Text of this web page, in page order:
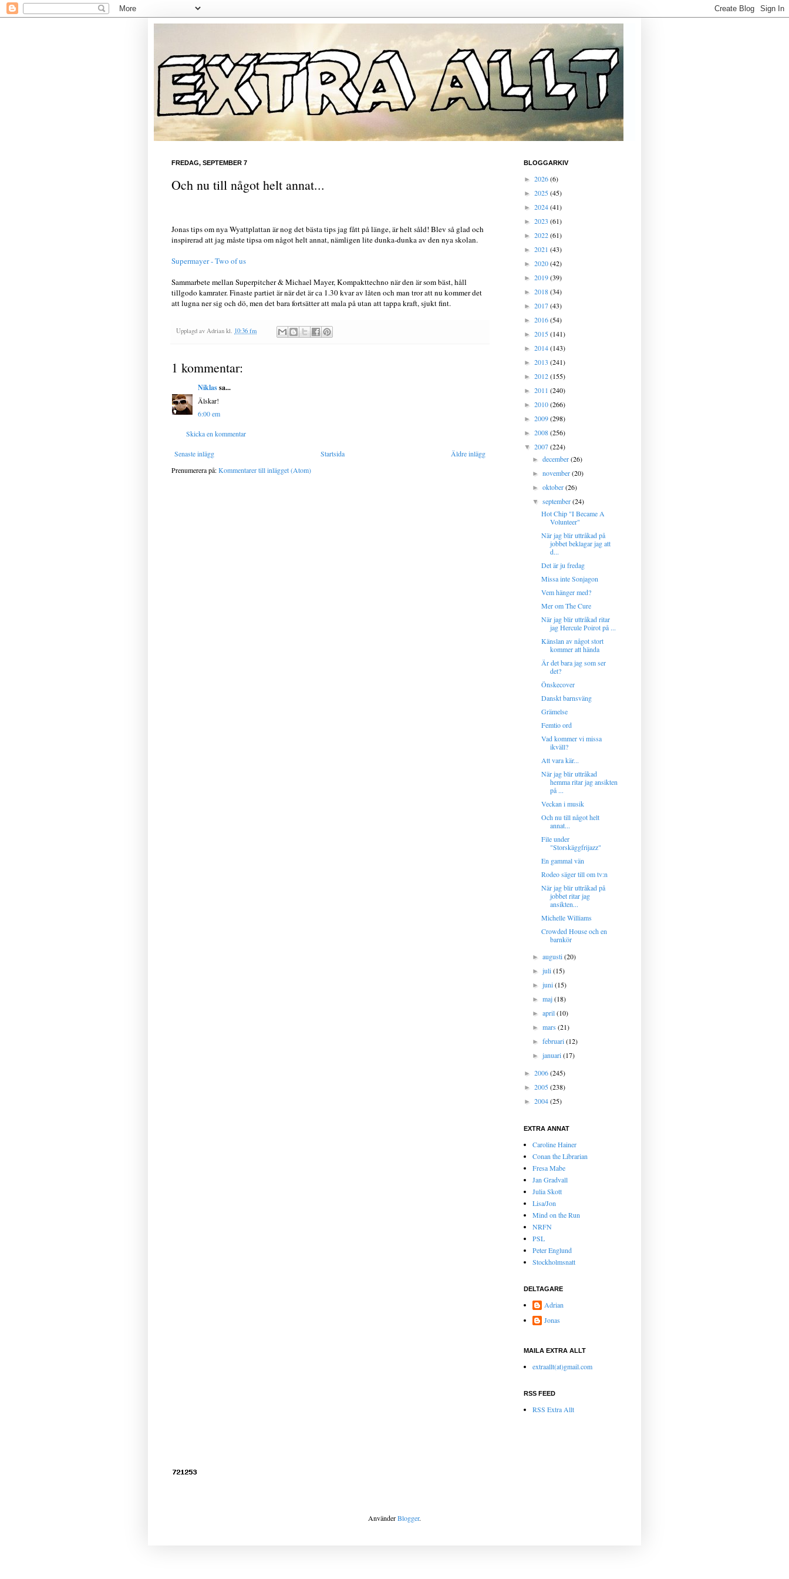
FREDAG, SEPTEMBER 7
Och nu till något helt annat...
Jonas tips om nya Wyattplattan är nog det bästa tips jag fått på länge, är helt såld! Blev så glad och
inspirerad att jag måste tipsa om något helt annat, nämligen lite dunka-dunka av den nya skolan.
Supermayer - Two of us
Sammarbete mellan Superpitcher & Michael Mayer, Kompakttechno när den är som bäst, håll
tillgodo kamrater. Finaste partiet är när det är ca 1.30 kvar av låten och man tror att nu kommer det
att lugna ner sig och dö, men det bara fortsätter att mala på utan att tappa kraft, sjukt fint.
Upplagd av Adrian kl. 10:36 fm
1 kommentar:
Niklassa...
Älskar!
6:00 em
Skicka en kommentar
Senaste inlägg Äldre inlägg
Startsida
Prenumerera på:Kommentarer till inlägget (Atom)
BLOGGARKIV
► 2026(6)
► 2025(45)
► 2024(41)
► 2023 (61)
► 2022(61)
► 2021 (43)
► 2020(42)
► 2019(39)
► 2018(34)
► 2017(43)
► 2016(54)
► 2015(141)
► 2014(143)
► 2013 (241)
► 2012(155)
► 2011 (240)
► 2010(266)
► 2009(298)
► 2008(256)
▼ 2007(224)
►december(26)
►november(20)
►oktober(26)
▼september(24)
Hot Chip "I Became A
Volunteer"
När jag blir uttråkad på
jobbet beklagar jag att
d...
Det är ju fredag
Missa inte Sonjagon
Vem hänger med?
Mer om The Cure
När jag blir uttråkad ritar
jag Hercule Poirot på ...
Känslan av något stort
kommer att hända
Är det bara jag som ser
det?
Önskecover
Danskt barnsväng
Grämelse
Femtio ord
Vad kommer vi missa
ikväll?
Att vara kär...
När jag blir uttråkad
hemma ritar jag ansikten
på ...
Veckan i musik
Och nu till något helt
annat...
File under
"Storskäggfrijazz"
En gammal vän
Rodeo säger till om tv:n
När jag blir uttråkad på
jobbet ritar jag
ansikten...
Michelle Williams
Crowded House och en
barnkör
►augusti(20)
►juli(15)
►juni(15)
►maj(18)
►april(10)
►mars(21)
►februari(12)
►januari(17)
► 2006(245)
► 2005(238)
► 2004(25)
EXTRA ANNAT
Caroline Hainer
Conan the Librarian
Fresa Mabe
Jan Gradvall
Julia Skott
Lisa/Jon
Mind on the Run
NRFN
PSL
Peter Englund
Stockholmsnatt
DELTAGARE
Adrian
Jonas
MAILA EXTRA ALLT
extraallt(at)gmail.com
RSS FEED
RSS Extra Allt
AnvänderBlogger.